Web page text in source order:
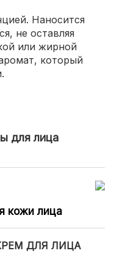
Наносится
не оставляя
или жирной
который
для лица
кожи лица
ДЛЯ ЛИЦА